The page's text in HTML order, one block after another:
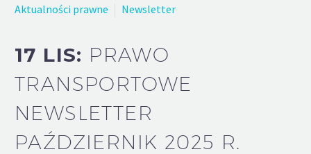
Aktualności prawne
Newsletter
17 LIS: PRAWO
TRANSPORTOWE
NEWSLETTER
PAŹDZIERNIK 2025 R.